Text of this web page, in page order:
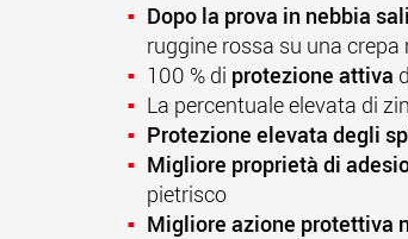
Dopo la prova in nebbia
ruggine rossa su una
100 % di protezione attiva
La percentuale elevata di
Protezione elevata degli
Migliore proprietà di
pietrisco
Migliore azione protettiva